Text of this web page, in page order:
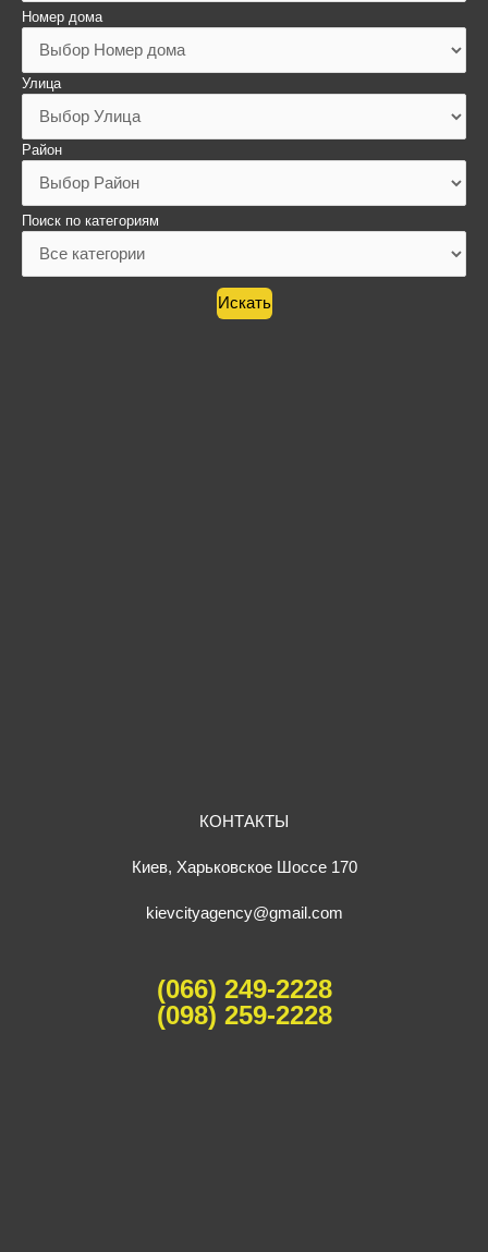
Номер дома
Улица
Район
Поиск по категориям
КОНТАКТЫ
Киев, Харьковское Шоссе 170
kievcityagency@gmail.com
(066) 249-2228
(098) 259-2228